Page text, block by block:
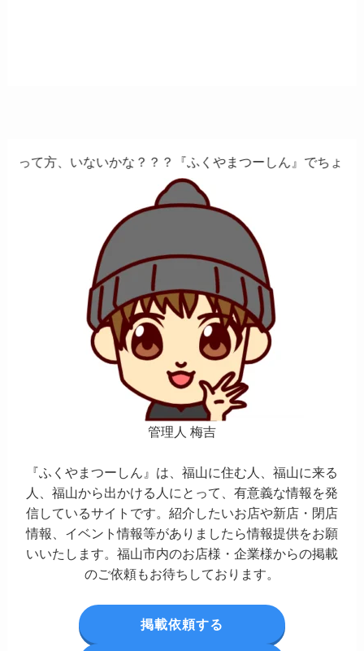
？？？『ふくやまつーしん』でちょっとしたバイト、しま
管理人 梅吉
『ふくやまつーしん』は、福山に住む人、福山に来る
人、福山から出かける人にとって、有意義な情報を発
信しているサイトです。紹介したいお店や新店・閉店
情報、イベント情報等がありましたら情報提供をお願
いいたします。福山市内のお店様・企業様からの掲載
のご依頼もお待ちしております。
掲載依頼する